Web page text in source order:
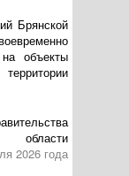
Брянской
объекты
области
2026 года